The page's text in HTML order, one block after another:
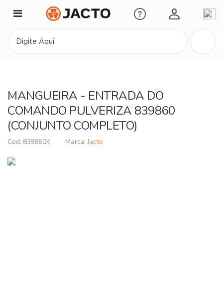
Minha Conta
MANGUEIRA - ENTRADA DO
COMANDO PULVERIZA 839860
(CONJUNTO COMPLETO)
839860K Jacto